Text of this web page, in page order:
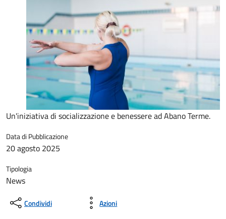
Un'iniziativa di socializzazione e benessere ad Abano Terme.
Data di Pubblicazione
20 agosto 2025
Tipologia
News
Condividi Azioni